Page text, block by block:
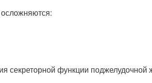
секреторной функции поджелудочной